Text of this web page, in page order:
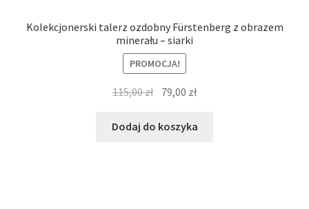
Kolekcjonerski talerz ozdobny Fürstenberg z obrazem
minerału – siarki
PROMOCJA!
115,00zł Pierwotna
wynosiła:
79,00 złAktualna
wynosi:
Dodaj do koszyka